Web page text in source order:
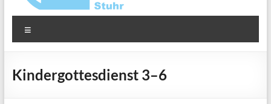
Ev.-
luth.
Kirchengemeinde
Kindergottesdienst 3–6